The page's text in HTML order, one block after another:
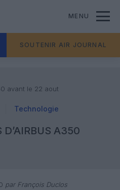
MENU
SOUTENIR AIR JOURNAL
avant le 22 aout
Technologie
D’AIRBUS A350
par François Duclos